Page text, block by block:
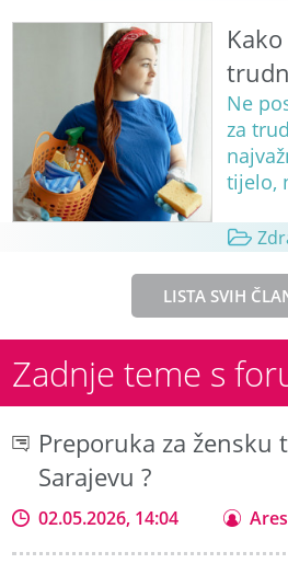
Ne
za
tijelo,
LISTA SVIH
Zadnje teme s
Preporuka za žensku
Sarajevu ?
02.05.2026, 14:04 Ares